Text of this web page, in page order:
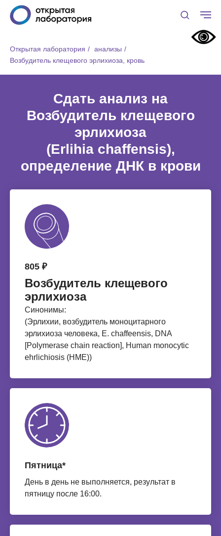
Открытая лаборатория / анализы /
Возбудитель клещевого эрлихиоза, кровь
Сдать анализ на
Возбудитель клещевого
эрлихиоза
(Erlihia chaffensis),
определение ДНК в крови
805 ₽
Возбудитель клещевого
эрлихиоза
Синонимы:
(Эрлихии, возбудитель моноцитарного
эрлихиоза человека, E. chaffeensis, DNA
[Polymerase chain reaction], Human monocytic
ehrlichiosis (HME))
Пятница*
День в день не выполняется, результат в
пятницу после 16:00.